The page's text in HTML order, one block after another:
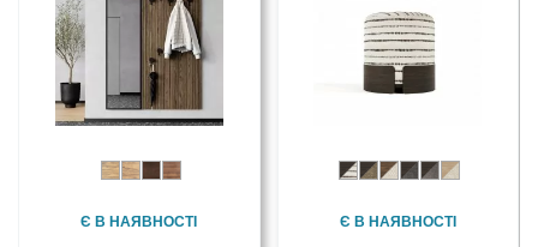
Є В НАЯВНОСТІ Є В НАЯВНОСТІ